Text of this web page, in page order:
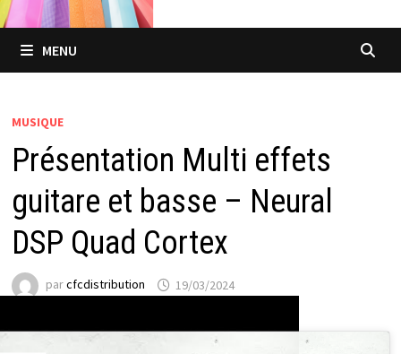
MENU
MUSIQUE
Présentation Multi effets
guitare et basse – Neural
DSP Quad Cortex
parcfcdistribution 19/03/2024